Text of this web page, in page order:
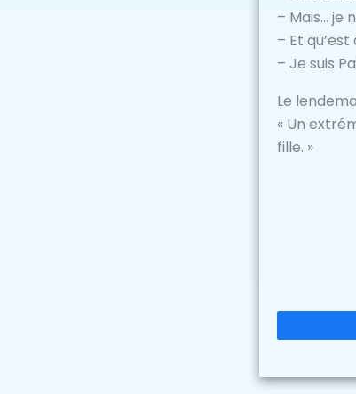
– Mais… je
– Et
– Je suis
Le
« Un
fille. »